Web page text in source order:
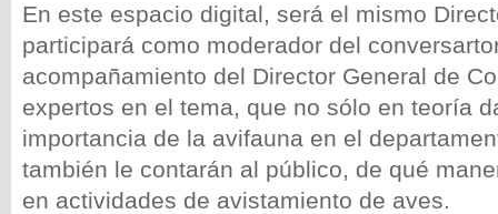
En este espacio digital, será el mismo
participará como moderador del
acompañamiento del Director General de
expertos en el tema, que no sólo en teoría
importancia de la avifauna en el
también le contarán al público, de qué
en actividades de avistamiento de aves.